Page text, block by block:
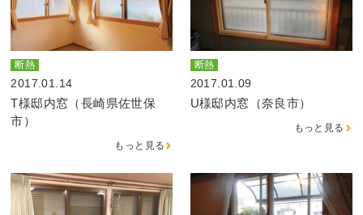
断熱
2017.01.14
T様邸内窓（長崎県佐世保
市）
もっと見る
断熱
2017.01.09
U様邸内窓（奈良市）
もっと見る